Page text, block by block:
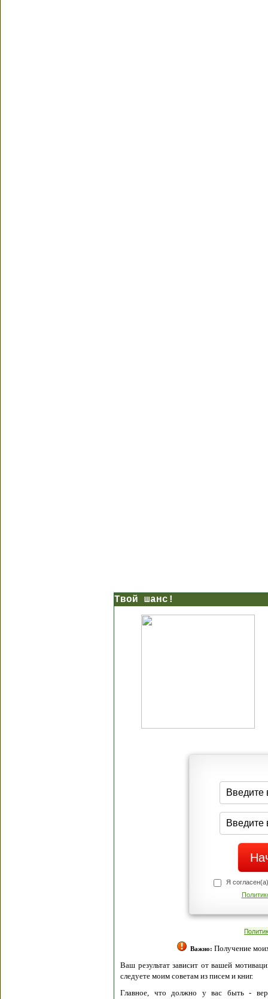
Твой шанс!
Я
Важно: Получение
Ваш результат зависит от вашей
следуете моим советам из писем и книг.
Главное, что должно у вас быть -